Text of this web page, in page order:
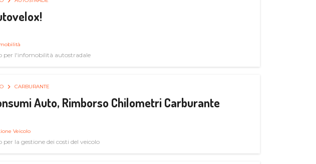
per l'infomobilità autostradale
CARBURANTE
Auto, Rimborso Chilometri Carburante
Veicolo
per la gestione dei costi del veicolo